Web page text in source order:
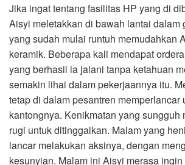
Jika ingat tentang fasilitas HP yang di
Aisyi meletakkan di bawah lantai dalam
yang sudah mulai runtuh memudahkan
keramik. Beberapa kali mendapat
yang berhasil ia jalani tanpa ketahuan
semakin lihai dalam pekerjaannya itu.
tetap di dalam pesantren memperlancar
kantongnya. Kenikmatan yang sungguh
rugi untuk ditinggalkan. Malam yang
lancar melakukan aksinya, dengan
kesunyian. Malam ini Aisyi merasa